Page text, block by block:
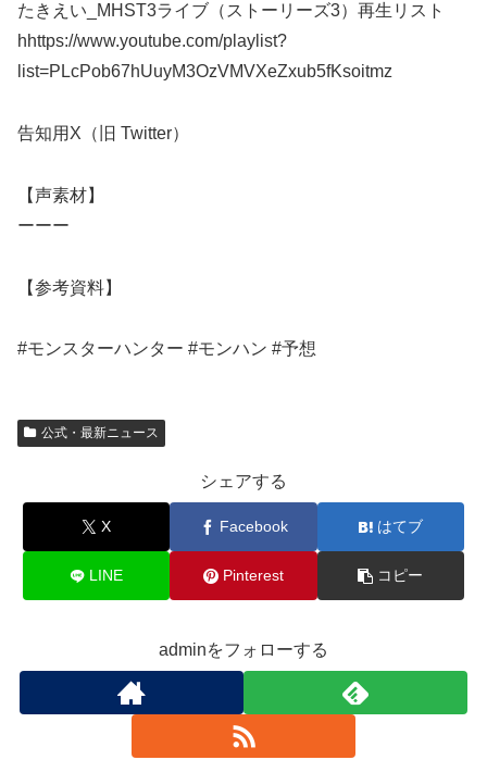
たきえい_MHST3ライブ（ストーリーズ3）再生リスト
hhttps://www.youtube.com/playlist?
list=PLcPob67hUuyM3OzVMVXeZxub5fKsoitmz
告知用X（旧 Twitter）
【声素材】
ーーー
【参考資料】
#モンスターハンター #モンハン #予想
公式・最新ニュース
シェアする
X Facebook はてブ
LINE Pinterest コピー
adminをフォローする